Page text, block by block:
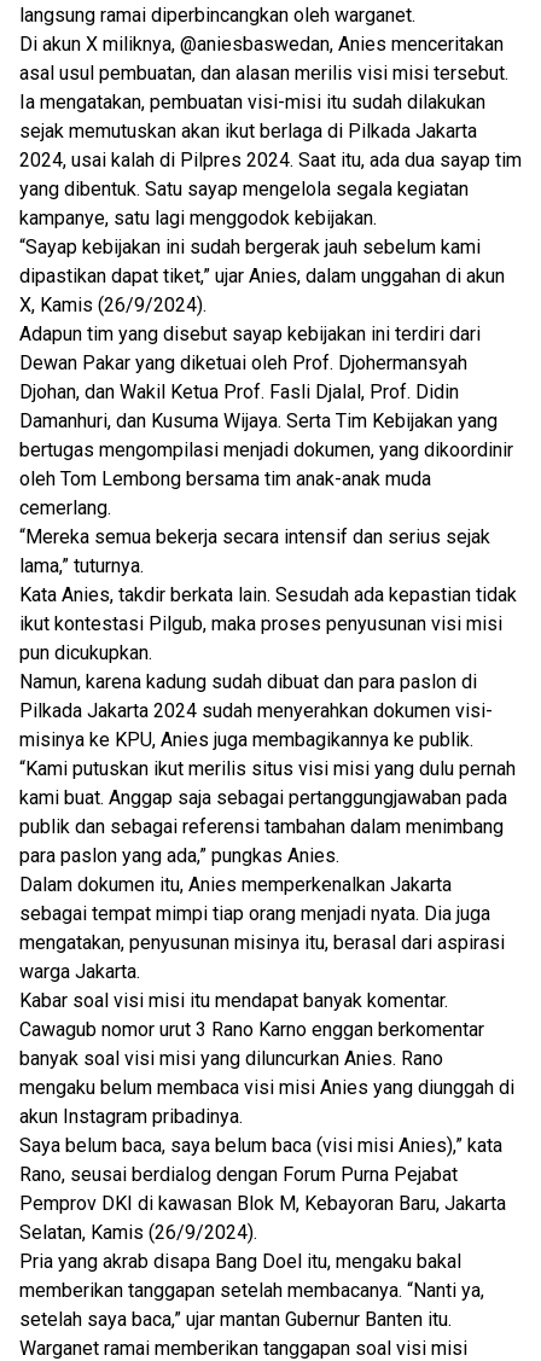
langsung ramai diperbincangkan oleh warganet.
Di akun X miliknya, @aniesbaswedan, Anies menceritakan
asal usul pembuatan, dan alasan merilis visi misi tersebut.
Ia mengatakan, pembuatan visi-misi itu sudah dilakukan
sejak memutuskan akan ikut berlaga di Pilkada Jakarta
2024, usai kalah di Pilpres 2024. Saat itu, ada dua sayap tim
yang dibentuk. Satu sayap mengelola segala kegiatan
kampanye, satu lagi menggodok kebijakan.
“Sayap kebijakan ini sudah bergerak jauh sebelum kami
dipastikan dapat tiket,” ujar Anies, dalam unggahan di akun
X, Kamis (26/9/2024).
Adapun tim yang disebut sayap kebijakan ini terdiri dari
Dewan Pakar yang diketuai oleh Prof. Djohermansyah
Djohan, dan Wakil Ketua Prof. Fasli Djalal, Prof. Didin
Damanhuri, dan Kusuma Wijaya. Serta Tim Kebijakan yang
bertugas mengompilasi menjadi dokumen, yang dikoordinir
oleh Tom Lembong bersama tim anak-anak muda
cemerlang.
“Mereka semua bekerja secara intensif dan serius sejak
lama,” tuturnya.
Kata Anies, takdir berkata lain. Sesudah ada kepastian tidak
ikut kontestasi Pilgub, maka proses penyusunan visi misi
pun dicukupkan.
Namun, karena kadung sudah dibuat dan para paslon di
Pilkada Jakarta 2024 sudah menyerahkan dokumen visi-
misinya ke KPU, Anies juga membagikannya ke publik.
“Kami putuskan ikut merilis situs visi misi yang dulu pernah
kami buat. Anggap saja sebagai pertanggungjawaban pada
publik dan sebagai referensi tambahan dalam menimbang
para paslon yang ada,” pungkas Anies.
Dalam dokumen itu, Anies memperkenalkan Jakarta
sebagai tempat mimpi tiap orang menjadi nyata. Dia juga
mengatakan, penyusunan misinya itu, berasal dari aspirasi
warga Jakarta.
Kabar soal visi misi itu mendapat banyak komentar.
Cawagub nomor urut 3 Rano Karno enggan berkomentar
banyak soal visi misi yang diluncurkan Anies. Rano
mengaku belum membaca visi misi Anies yang diunggah di
akun Instagram pribadinya.
Saya belum baca, saya belum baca (visi misi Anies),” kata
Rano, seusai berdialog dengan Forum Purna Pejabat
Pemprov DKI di kawasan Blok M, Kebayoran Baru, Jakarta
Selatan, Kamis (26/9/2024).
Pria yang akrab disapa Bang Doel itu, mengaku bakal
memberikan tanggapan setelah membacanya. “Nanti ya,
setelah saya baca,” ujar mantan Gubernur Banten itu.
Warganet ramai memberikan tanggapan soal visi misi